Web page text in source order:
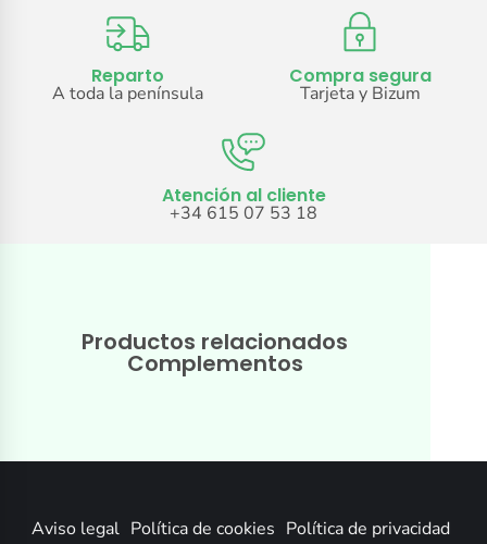
Reparto
A toda la península
Compra segura
Tarjeta y Bizum
Atención al cliente
+34 615 07 53 18
Productos relacionados
Complementos
Aviso legal Política de cookies Política de privacidad